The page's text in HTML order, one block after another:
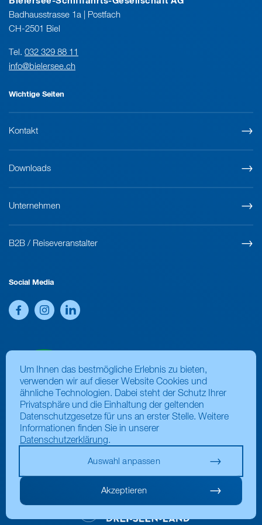
Badhausstrasse 1a | Postfach
CH-2501 Biel
Tel. 032 329 88 11
info@bielersee.ch
Wichtige Seiten
Kontakt
Downloads
Unternehmen
B2B / Reiseveranstalter
Social Media
Um Ihnen das bestmögliche Erlebnis zu bieten,
verwenden wir auf dieser Website Cookies und
ähnliche Technologien. Dabei steht der Schutz Ihrer
Privatsphäre und die Einhaltung der geltenden
Datenschutzgesetze für uns an erster Stelle. Weitere
Informationen finden Sie in unserer
Datenschutzerklärung.
Auswahl anpassen
Akzeptieren